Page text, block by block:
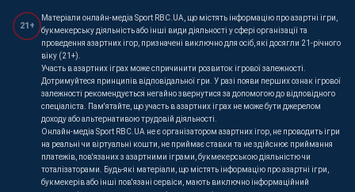
21+
Матеріали онлайн-медіа Sport RBC.UA, що містять інформацію про азартні ігри,
букмекерську діяльність або інші види діяльності у сфері організації та
проведення азартних ігор, призначені виключно для осіб, які досягли 21-річного
віку (21+).
Участь в азартних іграх може спричинити розвиток ігрової залежності.
Дотримуйтеся принципів відповідальної гри. У разі появи перших ознак ігрової
залежності рекомендується негайно звернутися за допомогою до відповідного
спеціаліста. Пам'ятайте, що участь в азартних іграх не може бути джерелом
доходу або альтернативою трудовій діяльності.
Онлайн-медіа Sport RBC.UA не є організатором азартних ігор, не проводить ігри
на реальні чи віртуальні кошти, не приймає ставки та не здійснює приймання
платежів, пов'язаних з азартними іграми, букмекерською діяльністю чи
тоталізаторами. Будь-які матеріали, що містять інформацію про азартні ігри,
букмекерів або інші пов'язані сервіси, мають виключно інформаційний